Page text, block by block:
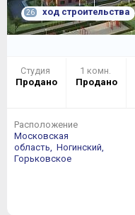
26 ход строительства
Студия
Продано
1 комн.
Продано
Расположение
Московская
область, Ногинский,
Горьковское